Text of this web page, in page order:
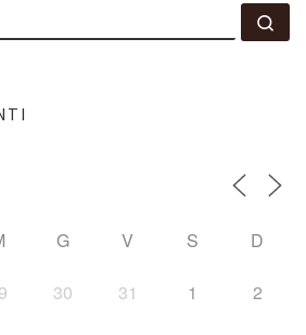
G V S D
30 31 1 2